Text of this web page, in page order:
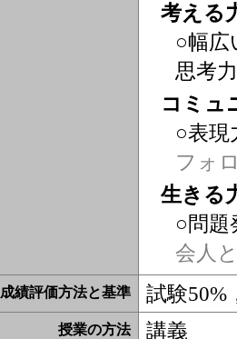
考える
○幅広
思考力
コミュ
○表現
フォ
生きる
○問題
会人
成績評価方法と基準 試験50%
授業の方法 講義